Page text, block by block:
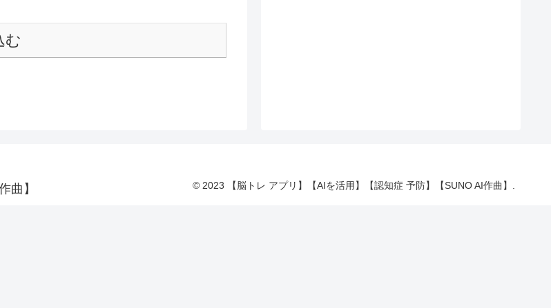
む
曲】 © 2023 【脳トレ アプリ】【AIを活用】【認知症 予防】【SUNO AI作曲】.